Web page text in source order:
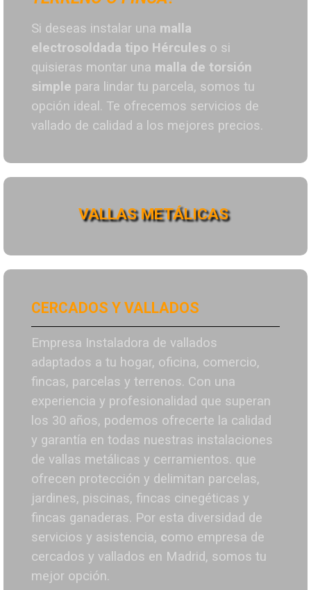
Si deseas instalar una malla
electrosoldada tipo Hércules o si
quisieras montar una malla de torsión
simple para lindar tu parcela, somos tu
opción ideal. Te ofrecemos servicios de
vallado de calidad a los mejores precios.
VALLAS METÁLICAS
CERCADOS Y VALLADOS
Empresa Instaladora de vallados
adaptados a tu hogar, oficina, comercio,
fincas, parcelas y terrenos. Con una
experiencia y profesionalidad que superan
los 30 años, podemos ofrecerte la calidad
y garantía en todas nuestras instalaciones
de vallas metálicas y cerramientos. que
ofrecen protección y delimitan parcelas,
jardines, piscinas, fincas cinegéticas y
fincas ganaderas. Por esta diversidad de
servicios y asistencia, como empresa de
cercados y vallados en Madrid, somos tu
mejor opción.